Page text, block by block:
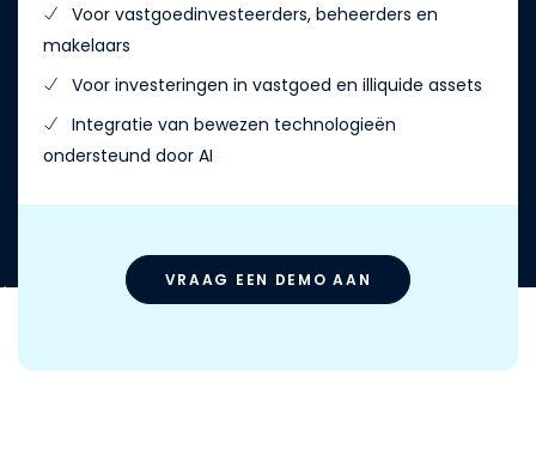
Voor vastgoedinvesteerders, beheerders en
makelaars
Voor investeringen in vastgoed en illiquide assets
Integratie van bewezen technologieën
ondersteund door AI
VRAAG EEN DEMO AAN